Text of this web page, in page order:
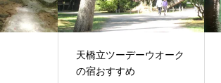
天橋立ツーデーウオーク
の宿おすすめ